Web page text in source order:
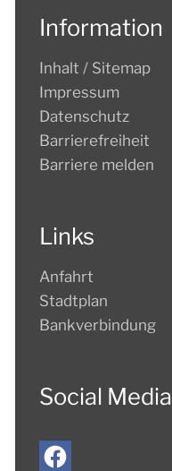
Information
Inhalt / Sitemap
Impressum
Datenschutz
Barrierefreiheit
Barriere melden
Links
Anfahrt
Stadtplan
Bankverbindung
Social Media